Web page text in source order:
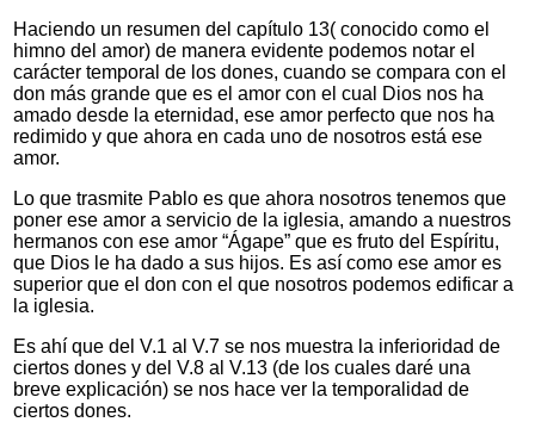
Haciendo un resumen del capítulo 13( conocido como el
himno del amor) de manera evidente podemos notar el
carácter temporal de los dones, cuando se compara con el
don más grande que es el amor con el cual Dios nos ha
amado desde la eternidad, ese amor perfecto que nos ha
redimido y que ahora en cada uno de nosotros está ese
amor.
Lo que trasmite Pablo es que ahora nosotros tenemos que
poner ese amor a servicio de la iglesia, amando a nuestros
hermanos con ese amor “Ágape” que es fruto del Espíritu,
que Dios le ha dado a sus hijos. Es así como ese amor es
superior que el don con el que nosotros podemos edificar a
la iglesia.
Es ahí que del V.1 al V.7 se nos muestra la inferioridad de
ciertos dones y del V.8 al V.13 (de los cuales daré una
breve explicación) se nos hace ver la temporalidad de
ciertos dones.